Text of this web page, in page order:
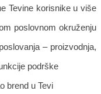
Tevine korisnike u više
poslovnom okruženju
– proizvodnja,
podrške
brend u Tevi